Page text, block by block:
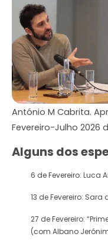
António M Cabrita.
Fevereiro-Julho 2026
Alguns dos
6 de Fevereiro: Luca
13 de Fevereiro:
27 de Fevereiro:
(com Albano